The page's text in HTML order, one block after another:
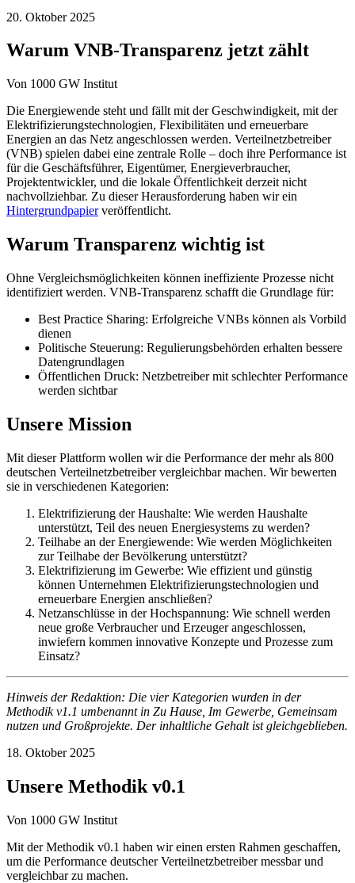
20. Oktober 2025
Warum VNB-Transparenz jetzt zählt
Von 1000 GW Institut
Die Energiewende steht und fällt mit der Geschwindigkeit, mit der
Elektrifizierungstechnologien, Flexibilitäten und erneuerbare
Energien an das Netz angeschlossen werden. Verteilnetzbetreiber
(VNB) spielen dabei eine zentrale Rolle – doch ihre Performance ist
für die Geschäftsführer, Eigentümer, Energieverbraucher,
Projektentwickler, und die lokale Öffentlichkeit derzeit nicht
nachvollziehbar. Zu dieser Herausforderung haben wir ein
Hintergrundpapierveröffentlicht.
Warum Transparenz wichtig ist
Ohne Vergleichsmöglichkeiten können ineffiziente Prozesse nicht
identifiziert werden. VNB-Transparenz schafft die Grundlage für:
Best Practice Sharing: Erfolgreiche VNBs können als Vorbild
dienen
Politische Steuerung: Regulierungsbehörden erhalten bessere
Datengrundlagen
Öffentlichen Druck: Netzbetreiber mit schlechter Performance
werden sichtbar
Unsere Mission
Mit dieser Plattform wollen wir die Performance der mehr als 800
deutschen Verteilnetzbetreiber vergleichbar machen. Wir bewerten
sie in verschiedenen Kategorien:
Elektrifizierung der Haushalte: Wie werden Haushalte
unterstützt, Teil des neuen Energiesystems zu werden?
Teilhabe an der Energiewende: Wie werden Möglichkeiten
zur Teilhabe der Bevölkerung unterstützt?
Elektrifizierung im Gewerbe: Wie effizient und günstig
können Unternehmen Elektrifizierungstechnologien und
erneuerbare Energien anschließen?
Netzanschlüsse in der Hochspannung: Wie schnell werden
neue große Verbraucher und Erzeuger angeschlossen,
inwiefern kommen innovative Konzepte und Prozesse zum
Einsatz?
Hinweis der Redaktion: Die vier Kategorien wurden in der
Methodik v1.1 umbenannt in Zu Hause, Im Gewerbe, Gemeinsam
nutzen und Großprojekte. Der inhaltliche Gehalt ist gleichgeblieben.
18. Oktober 2025
Unsere Methodik v0.1
Von 1000 GW Institut
Mit der Methodik v0.1 haben wir einen ersten Rahmen geschaffen,
um die Performance deutscher Verteilnetzbetreiber messbar und
vergleichbar zu machen.